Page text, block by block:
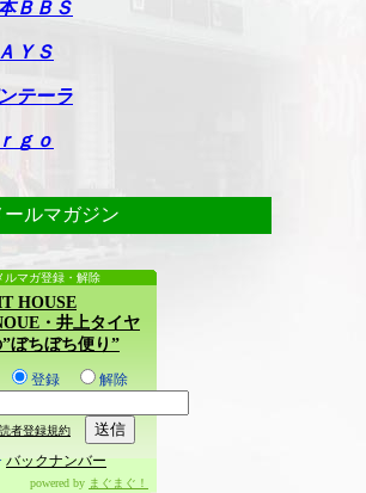
ＢＢＳ
ＹＳ
テーラ
ｇｏ
ールマガジン
ルマガ登録・解除
HOUSE
・井上タイヤ
ぼちぼち便り”
登録 解除
読者登録規約
バックナンバー
powered by まぐまぐ！